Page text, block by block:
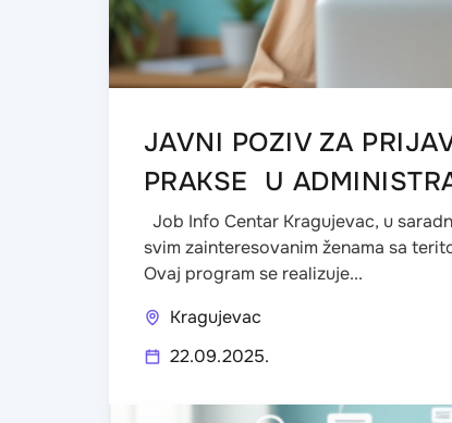
JAVNI POZIV ZA
PRAKSE U
Job Info Centar Kragujevac, u
svim zainteresovanim ženama sa
Ovaj program se realizuje...
Kragujevac
22.09.2025.